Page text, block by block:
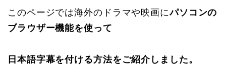
このページでは海外のドラマや映画にパソコンの
ブラウザー機能を使って
日本語字幕を付ける方法をご紹介しました。